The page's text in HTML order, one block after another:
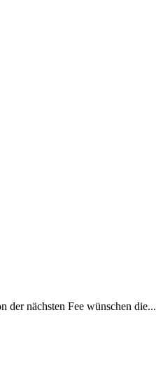
der nächsten Fee wünschen die...